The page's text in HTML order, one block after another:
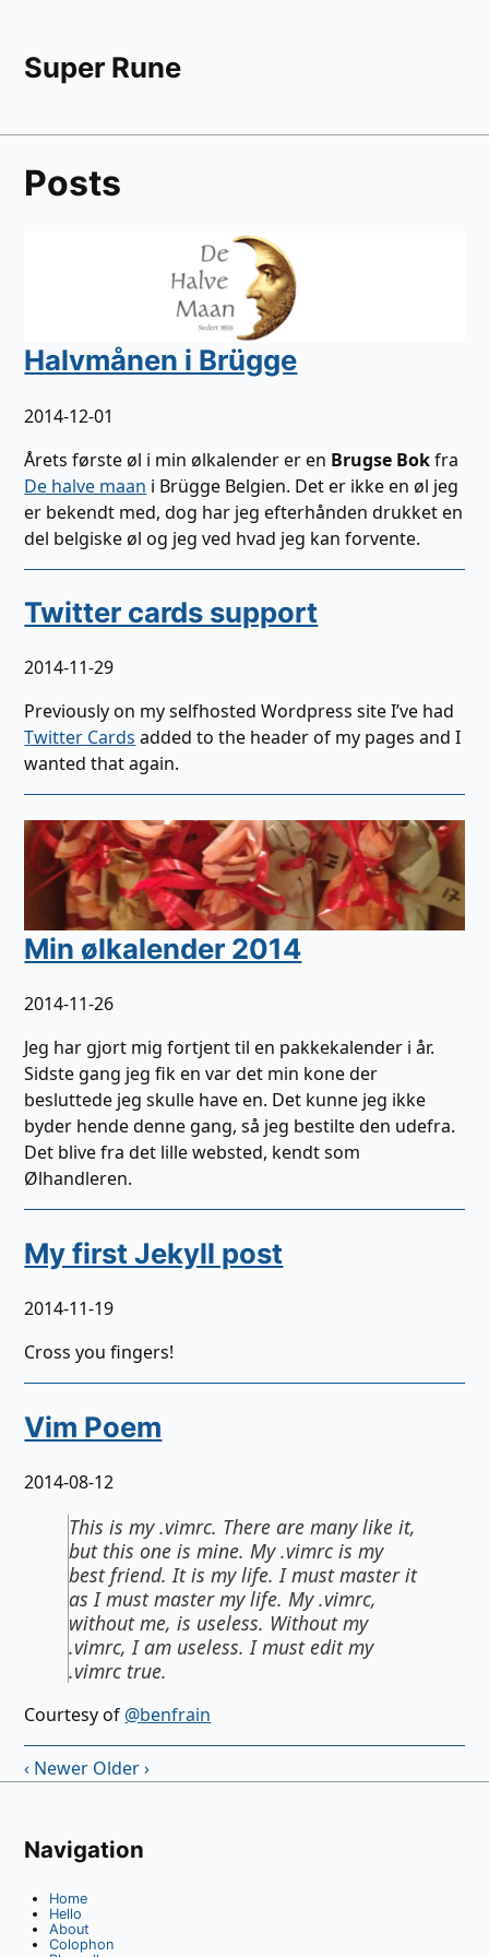
Super Rune
Posts
Halvmånen i Brügge
2014-12-01
Årets første øl i min ølkalender er en Brugse Bokfra
De halve maan i Brügge Belgien. Det er ikke en øl jeg
er bekendt med, dog har jeg efterhånden drukket en
del belgiske øl og jeg ved hvad jeg kan forvente.
Twitter cards support
2014-11-29
Previously on my selfhosted Wordpress site I’ve had
Twitter Cards added to the header of my pages and I
wanted that again.
Min ølkalender 2014
2014-11-26
Jeg har gjort mig fortjent til en pakkekalender i år.
Sidste gang jeg fik en var det min kone der
besluttede jeg skulle have en. Det kunne jeg ikke
byder hende denne gang, så jeg bestilte den udefra.
Det blive fra det lille websted, kendt som
Ølhandleren.
My first Jekyll post
2014-11-19
Cross you fingers!
Vim Poem
2014-08-12
This is my .vimrc. There are many like it,
but this one is mine. My .vimrc is my
best friend. It is my life. I must master it
as I must master my life. My .vimrc,
without me, is useless. Without my
.vimrc, I am useless. I must edit my
.vimrc true.
Courtesy of @benfrain
‹ Newer Older ›
Navigation
Home
Hello
About
Colophon